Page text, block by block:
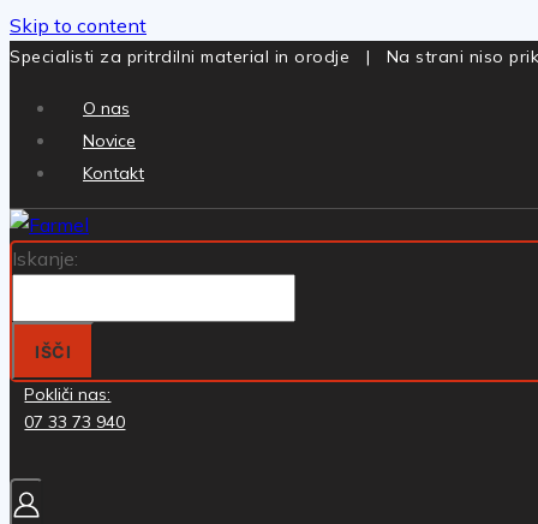
Skip to content
Specialisti za pritrdilni material in orodje | Na strani niso
O nas
Novice
Kontakt
Iskanje:
IŠČI
Pokliči nas:
07 33 73 940